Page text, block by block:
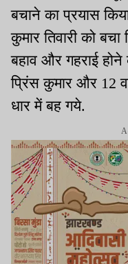
बचाने का प्रयास
कुमार तिवारी को
बहाव और गहराई होने
प्रिंस कुमार और 12
धार में बह गये.